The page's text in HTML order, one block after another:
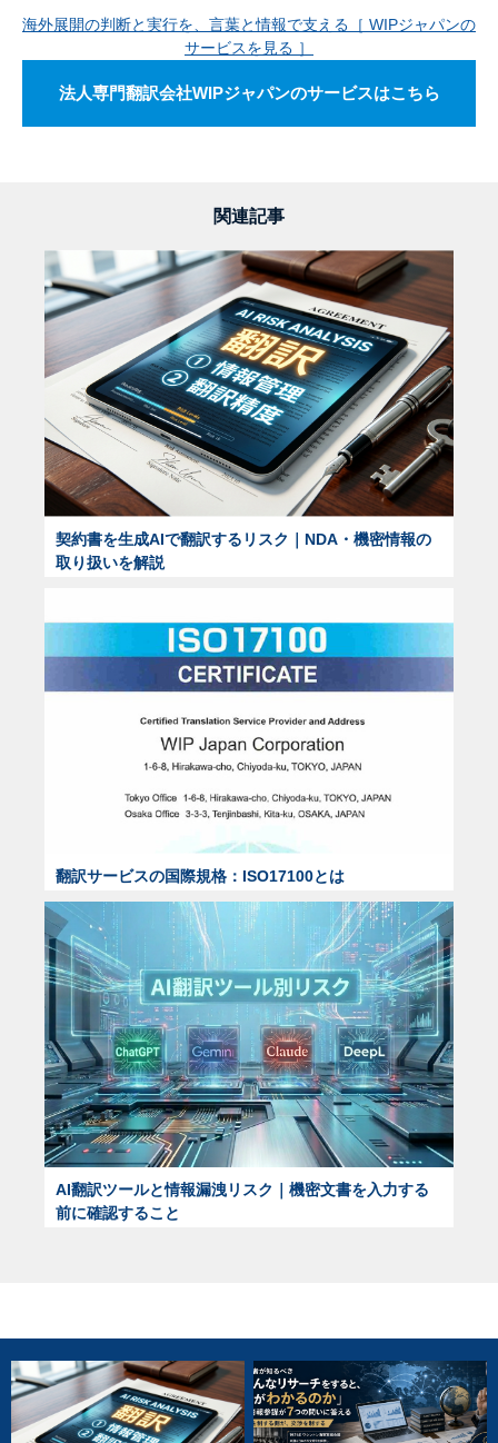
海外展開の判断と実行を、言葉と情報で支える［ WIPジャパンの
サービスを見る ］
法人専門翻訳会社WIPジャパンのサービスはこちら
関連記事
契約書を生成AIで翻訳するリスク｜NDA・機密情報の
取り扱いを解説
翻訳サービスの国際規格：ISO17100とは
AI翻訳ツールと情報漏洩リスク｜機密文書を入力する
前に確認すること